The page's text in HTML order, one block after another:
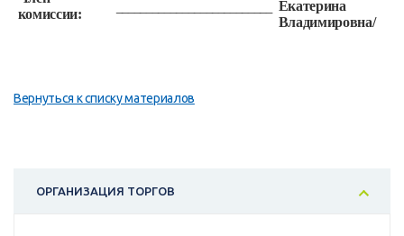
комиссии:
Екатерина
Владимировна/
Вернуться к списку материалов
ОРГАНИЗАЦИЯ ТОРГОВ